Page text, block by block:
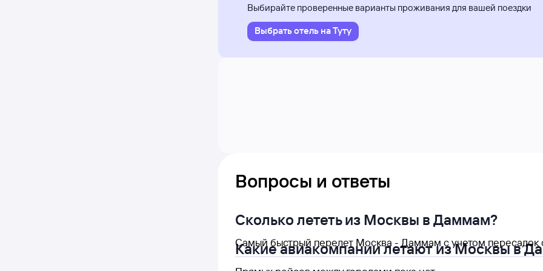
Выбирайте проверенные варианты проживания для вашей поездки
Выбрать отель на Туту
Вопросы и ответы
Сколько лететь из Москвы в Даммам?
Самый быстрый перелет Москва - Даммам с учетом пересадок
Какие авиакомпании летают из Москвы в